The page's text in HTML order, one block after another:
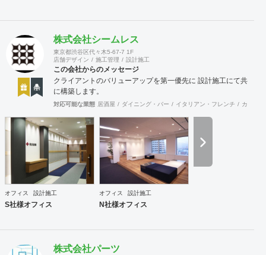
株式会社シームレス
東京都渋谷区代々木5-67-7 1F
店舗デザイン
施工管理 設計施工
この会社からのメッセージ
クライアントのバリューアップを第一優先に 設計施工にて共
に構築します。
対応可能な業態 居酒屋 ダイニング・バー イタリアン・フレンチ カフェ
オフィス 設計施工
S社様オフィス
オフィス 設計施工
N社様オフィス
株式会社パーツ